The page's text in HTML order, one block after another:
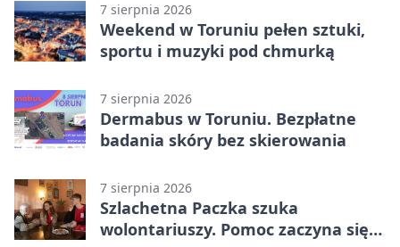
7 sierpnia 2026
Weekend w Toruniu pełen sztuki,
sportu i muzyki pod chmurką
7 sierpnia 2026
Dermabus w Toruniu. Bezpłatne
badania skóry bez skierowania
7 sierpnia 2026
Szlachetna Paczka szuka
wolontariuszy. Pomoc zaczyna się